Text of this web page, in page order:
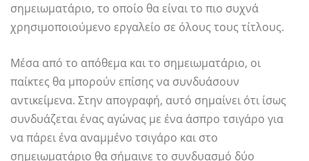
σημειωματάριο, το οποίο θα είναι το πιο συχνά
χρησιμοποιούμενο εργαλείο σε όλους τους τίτλους.
Μέσα από το απόθεμα και το σημειωματάριο, οι
παίκτες θα μπορούν επίσης να συνδυάσουν
αντικείμενα. Στην απογραφή, αυτό σημαίνει ότι ίσως
συνδυάζεται ένας αγώνας με ένα άσπρο τσιγάρο για
να πάρει ένα αναμμένο τσιγάρο και στο
σημειωματάριο θα σήμαινε το συνδυασμό δύο